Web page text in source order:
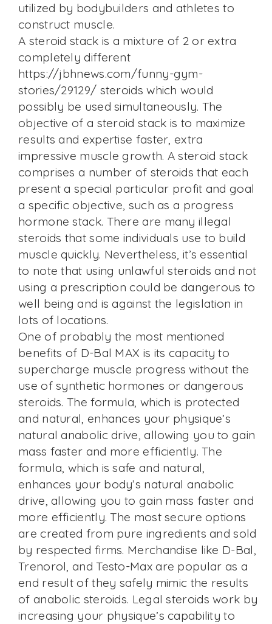
utilized by bodybuilders and athletes to
construct muscle.
A steroid stack is a mixture of 2 or extra
completely different
https://jbhnews.com/funny-gym-
stories/29129/ steroids which would
possibly be used simultaneously. The
objective of a steroid stack is to maximize
results and expertise faster, extra
impressive muscle growth. A steroid stack
comprises a number of steroids that each
present a special particular profit and goal
a specific objective, such as a progress
hormone stack. There are many illegal
steroids that some individuals use to build
muscle quickly. Nevertheless, it’s essential
to note that using unlawful steroids and not
using a prescription could be dangerous to
well being and is against the legislation in
lots of locations.
One of probably the most mentioned
benefits of D-Bal MAX is its capacity to
supercharge muscle progress without the
use of synthetic hormones or dangerous
steroids. The formula, which is protected
and natural, enhances your physique’s
natural anabolic drive, allowing you to gain
mass faster and more efficiently. The
formula, which is safe and natural,
enhances your body’s natural anabolic
drive, allowing you to gain mass faster and
more efficiently. The most secure options
are created from pure ingredients and sold
by respected firms. Merchandise like D-Bal,
Trenorol, and Testo-Max are popular as a
end result of they safely mimic the results
of anabolic steroids. Legal steroids work by
increasing your physique’s capability to